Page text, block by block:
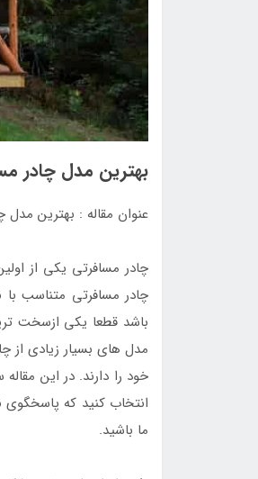
بهترین مدل چادر
عنوان مقاله : بهترین مدل
چادر مسافرتی یکی از
چادر مسافرتی متناسب با
باشد قطعا یکی ازسخت
مدل های بسیار زیادی از
خود را دارند. در این
انتخاب کنید که پاسخگوی
ما باشید.